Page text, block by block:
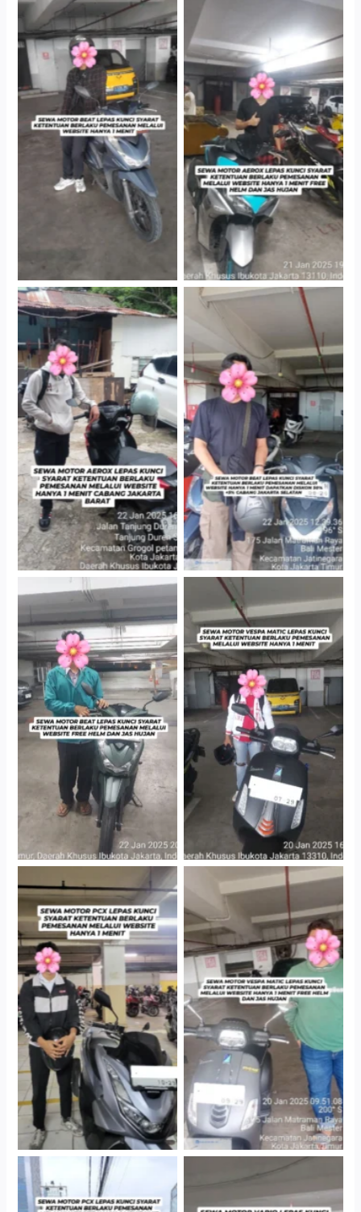
Cityplaza Jatinegara
Gedung Parkir P6A
Cityplaza Jatinegara
Gedung Parkir P6A
Cabang Jakarta Barat
Cityplaza Jatinegara
Gedung Parkir P6A
Cityplaza Jatinegara
Gedung Parkir P6A
Cityplaza Jatinegara
Gedung Parkir P6A
Hotel Kartika Chandra,
Jakarta Selatan
Cityplaza Jatinegara
Gedung Parkir P6A